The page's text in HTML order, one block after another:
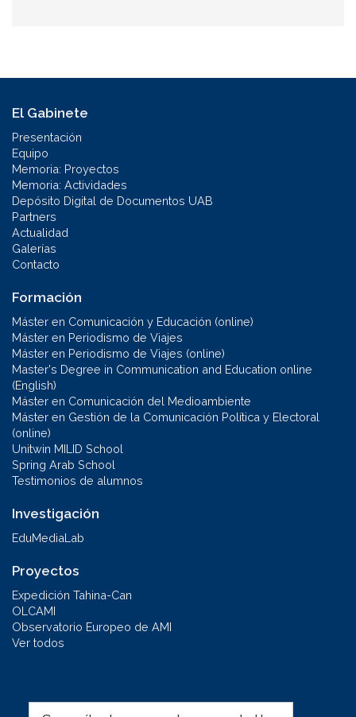
El Gabinete
Presentación
Equipo
Memoria: Proyectos
Memoria: Actividades
Depósito Digital de Documentos UAB
Partners
Actualidad
Galerías
Contacto
Formación
Máster en Comunicación y Educación (online)
Máster en Periodismo de Viajes
Máster en Periodismo de Viajes (online)
Master's Degree in Communication and Education online
(English)
Máster en Comunicación del Medioambiente
Máster en Gestión de la Comunicación Política y Electoral
(online)
Unitwin MILID School
Spring Arab School
Testimonios de alumnos
Investigación
EduMediaLab
Proyectos
Expedición Tahina-Can
OLCAMI
Observatorio Europeo de AMI
Ver todos